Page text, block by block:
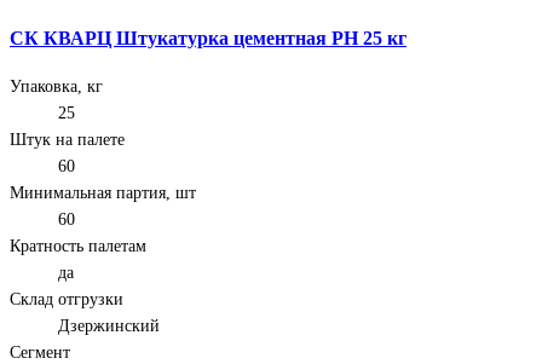
СК КВАРЦ Штукатурка цементная РН 25 кг
Упаковка, кг
25
Штук на палете
60
Минимальная партия, шт
60
Кратность палетам
да
Склад отгрузки
Дзержинский
Сегмент